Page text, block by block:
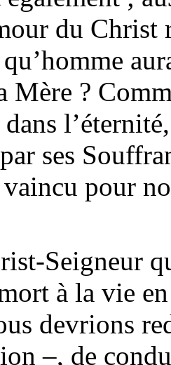
du Christ
Mère ?
ses
pour
Seigneur
à la vie
devrions
–, de